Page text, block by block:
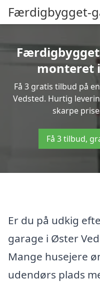
Færdigbygget-
monteret
Få 3 gratis tilbud på
Vedsted. Hurtig
skarpe
Få 3 tilbud,
Er du på udkig
garage i Øster
Mange husejere
udendørs plads